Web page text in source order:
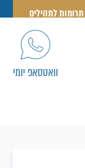
תרומות לתהילים
וואטסאפ יומי